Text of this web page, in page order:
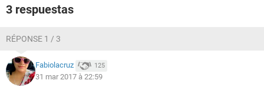
3 respuestas
RÉPONSE 1 / 3
Fabiolacruz 125
31 mar 2017 à 22:59